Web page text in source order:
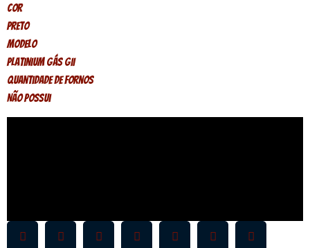
Cor
Preto
Modelo
Platinium GÁS GII
Quantidade de Fornos
Não Possui